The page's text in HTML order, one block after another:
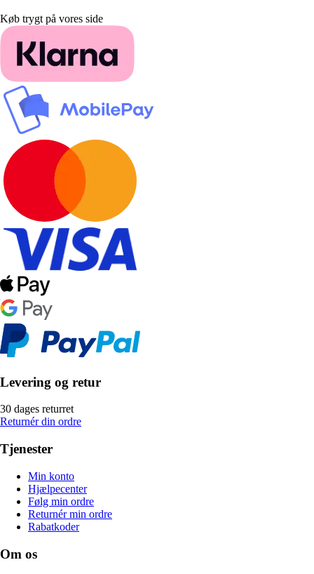
Køb trygt på vores side
Levering og retur
30 dages returret
Returnér din ordre
Tjenester
Min konto
Hjælpecenter
Følg min ordre
Returnér min ordre
Rabatkoder
Om os